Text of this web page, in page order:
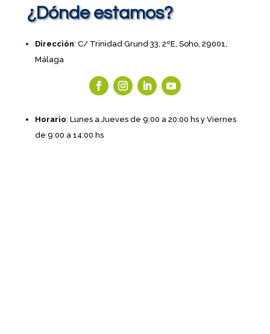
¿Dónde estamos?
Dirección: C/ Trinidad Grund 33, 2ºE, Soho, 29001,
Málaga
Horario: Lunes a Jueves de 9:00 a 20:00 hs y Viernes
de 9:00 a 14:00 hs